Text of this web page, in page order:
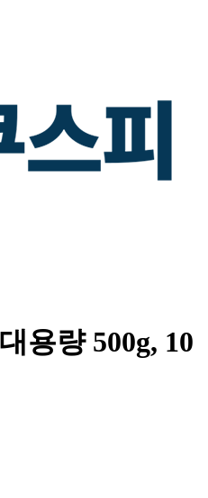
용량 500g, 10